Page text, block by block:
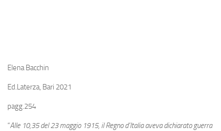
Forze Aeree
Incidenti
Industria
Eventi
Elena Bacchin
Ed.Laterza, Bari 2021
pagg.254
“Alle 10,35 del 23 maggio 1915, il Regno d’Italia aveva dichiarato guerra